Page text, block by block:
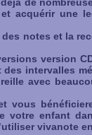
acquérir une
notes et la
version
intervalles
avec
vous
votre enfant
vivanote